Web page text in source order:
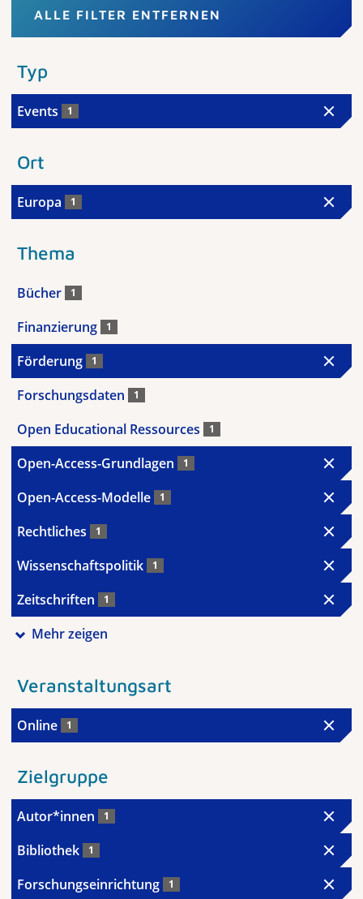
ALLE FILTER ENTFERNEN
Typ
Events 1
Ort
Europa 1
Thema
Bücher 1
Finanzierung 1
Förderung 1
Forschungsdaten 1
Open Educational Ressources 1
Open-Access-Grundlagen 1
Open-Access-Modelle 1
Rechtliches 1
Wissenschaftspolitik 1
Zeitschriften 1
Mehr zeigen
Veranstaltungsart
Online 1
Zielgruppe
Autor*innen 1
Bibliothek 1
Forschungseinrichtung 1